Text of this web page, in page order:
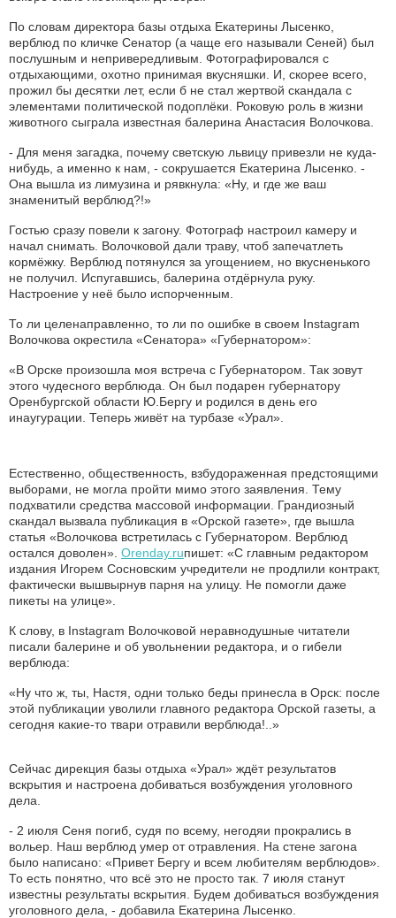
По словам директора базы отдыха Екатерины Лысенко,
верблюд по кличке Сенатор (а чаще его называли Сеней) был
послушным и непривередливым. Фотографировался с
отдыхающими, охотно принимая вкусняшки. И, скорее всего,
прожил бы десятки лет, если б не стал жертвой скандала с
элементами политической подоплёки. Роковую роль в жизни
животного сыграла известная балерина Анастасия Волочкова.
- Для меня загадка, почему светскую львицу привезли не куда-
нибудь, а именно к нам, - сокрушается Екатерина Лысенко. -
Она вышла из лимузина и рявкнула: «Ну, и где же ваш
знаменитый верблюд?!»
Гостью сразу повели к загону. Фотограф настроил камеру и
начал снимать. Волочковой дали траву, чтоб запечатлеть
кормёжку. Верблюд потянулся за угощением, но вкусненького
не получил. Испугавшись, балерина отдёрнула руку.
Настроение у неё было испорченным.
То ли целенаправленно, то ли по ошибке в своем Instagram
Волочкова окрестила «Сенатора» «Губернатором»:
«В Орске произошла моя встреча с Губернатором. Так зовут
этого чудесного верблюда. Он был подарен губернатору
Оренбургской области Ю.Бергу и родился в день его
инаугурации. Теперь живёт на турбазе «Урал».
Естественно, общественность, взбудораженная предстоящими
выборами, не могла пройти мимо этого заявления. Тему
подхватили средства массовой информации. Грандиозный
скандал вызвала публикация в «Орской газете», где вышла
статья «Волочкова встретилась с Губернатором. Верблюд
остался доволен». Orenday.ruпишет: «С главным редактором
издания Игорем Сосновским учредители не продлили контракт,
фактически вышвырнув парня на улицу. Не помогли даже
пикеты на улице».
К слову, в Instagram Волочковой неравнодушные читатели
писали балерине и об увольнении редактора, и о гибели
верблюда:
«Ну что ж, ты, Настя, одни только беды принесла в Орск: после
этой публикации уволили главного редактора Орской газеты, а
сегодня какие-то твари отравили верблюда!..»
Сейчас дирекция базы отдыха «Урал» ждёт результатов
вскрытия и настроена добиваться возбуждения уголовного
дела.
- 2 июля Сеня погиб, судя по всему, негодяи прокрались в
вольер. Наш верблюд умер от отравления. На стене загона
было написано: «Привет Бергу и всем любителям верблюдов».
То есть понятно, что всё это не просто так. 7 июля станут
известны результаты вскрытия. Будем добиваться возбуждения
уголовного дела, - добавила Екатерина Лысенко.